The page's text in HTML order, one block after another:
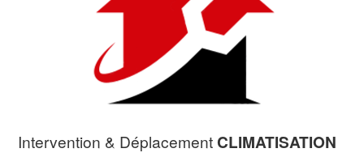
Intervention & Déplacement CLIMATISATION